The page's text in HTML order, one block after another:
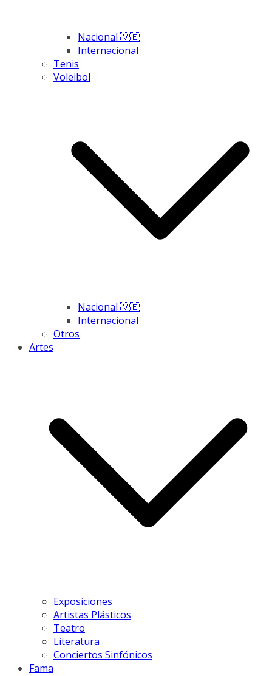
Nacional 🇻🇪
Internacional
Tenis
Voleibol
Nacional 🇻🇪
Internacional
Otros
Artes
Exposiciones
Artistas Plásticos
Teatro
Literatura
Conciertos Sinfónicos
Fama